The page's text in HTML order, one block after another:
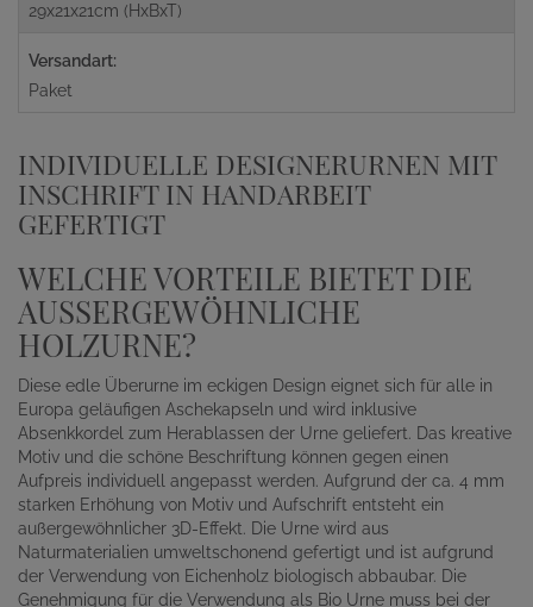
29x21x21cm (HxBxT)
Versandart:
Paket
INDIVIDUELLE DESIGNERURNEN MIT
INSCHRIFT IN HANDARBEIT
GEFERTIGT
WELCHE VORTEILE BIETET DIE
AUSSERGEWÖHNLICHE H
OLZURNE?
Diese edle Überurne im eckigen Design eignet sich für alle in
Europa geläufigen Aschekapseln und wird inklusive
Absenkkordel zum Herablassen der Urne geliefert. Das kreative
Motiv und die schöne Beschriftung können gegen einen
Aufpreis individuell angepasst werden. Aufgrund der ca. 4 mm
starken Erhöhung von Motiv und Aufschrift entsteht ein
außergewöhnlicher 3D-Effekt. Die Urne wird aus
Naturmaterialien umweltschonend gefertigt und ist aufgrund
der Verwendung von Eichenholz biologisch abbaubar. Die
Genehmigung für die Verwendung als Bio Urne muss bei der